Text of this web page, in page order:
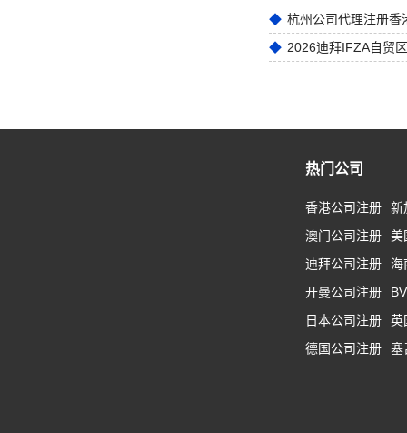
2026迪拜IFZA自贸
热门公司
香港公司注册
新
澳门公司注册
美
迪拜公司注册
海
开曼公司注册
日本公司注册
英
德国公司注册
塞